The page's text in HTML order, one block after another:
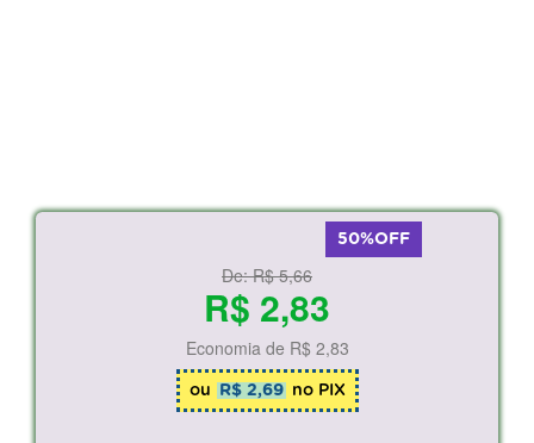
50%OFF
De:R$ 5,66
R$ 2,83
Economia de R$ 2,83
ou R$ 2,69 no PIX